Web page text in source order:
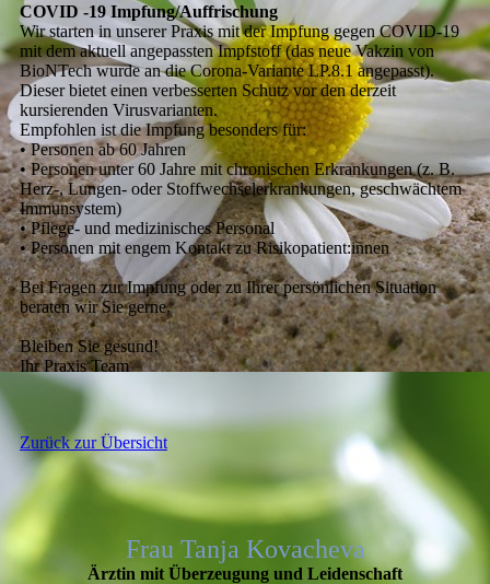
COVID -19 Impfung/Auffrischung
Wir starten in unserer Praxis mit der Impfung gegen COVID-19
mit dem aktuell angepassten Impfstoff (das neue Vakzin von
BioNTech wurde an die Corona-Variante LP.8.1 angepasst).
Dieser bietet einen verbesserten Schutz vor den derzeit
kursierenden Virusvarianten.
Empfohlen ist die Impfung besonders für:
• Personen ab 60 Jahren
• Personen unter 60 Jahre mit chronischen Erkrankungen (z. B.
Herz-, Lungen- oder Stoffwechselerkrankungen, geschwächtem
Immunsystem)
• Pflege- und medizinisches Personal
• Personen mit engem Kontakt zu Risikopatient:innen
Bei Fragen zur Impfung oder zu Ihrer persönlichen Situation
beraten wir Sie gerne.
Bleiben Sie gesund!
Ihr Praxis Team
Zurück zur Übersicht
Frau Tanja Kovacheva
Ärztin mit Überzeugung und Leidenschaft